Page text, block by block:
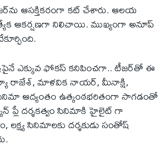
ఆసక్తికరంగా కట్ చేశారు. ఆలయ
ఆకర్షణగా నిలిచాయి. ముఖ్యంగా అనూప్
ఎక్కువ ఫోకస్ కనిపించగా.. టీజర్‌తో ఈ
రాజేశ్, మాళవిక నాయర్, మీనాక్షి,
సినిమా ఆద్యంతం ఉత్కంఠభరితంగా సాగడంతో
ప్లే దర్శకత్వం సినిమాకి హైలైట్ గా
లక్ష్య సినిమాలకు దర్శకుడు సంతోష్